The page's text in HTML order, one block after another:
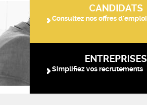
CANDIDATS
Consultez nos offres d'emploi
ENTREPRISES
Simplifiez vos recrutements